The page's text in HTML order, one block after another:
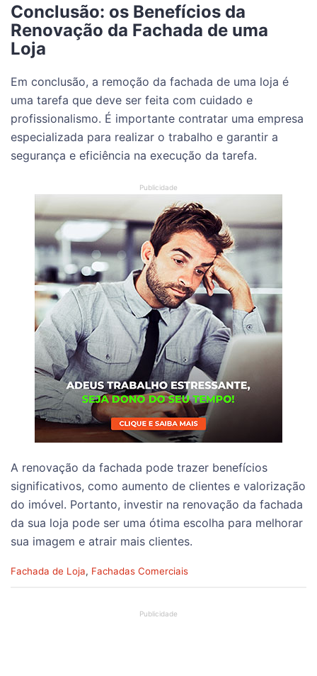
Conclusão: os Benefícios da
Renovação da Fachada de uma
Loja
Em conclusão, a remoção da fachada de uma loja é
uma tarefa que deve ser feita com cuidado e
profissionalismo. É importante contratar uma empresa
especializada para realizar o trabalho e garantir a
segurança e eficiência na execução da tarefa.
A renovação da fachada pode trazer benefícios
significativos, como aumento de clientes e valorização
do imóvel. Portanto, investir na renovação da fachada
da sua loja pode ser uma ótima escolha para melhorar
sua imagem e atrair mais clientes.
C
Fachada de Loja, Fachadas Comerciais